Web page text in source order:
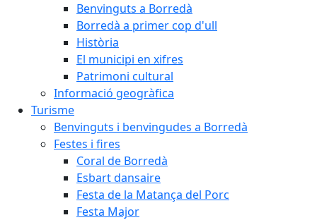
Benvinguts a Borredà
Borredà a primer cop d'ull
Història
El municipi en xifres
Patrimoni cultural
Informació geogràfica
Turisme
Benvinguts i benvingudes a Borredà
Festes i fires
Coral de Borredà
Esbart dansaire
Festa de la Matança del Porc
Festa Major